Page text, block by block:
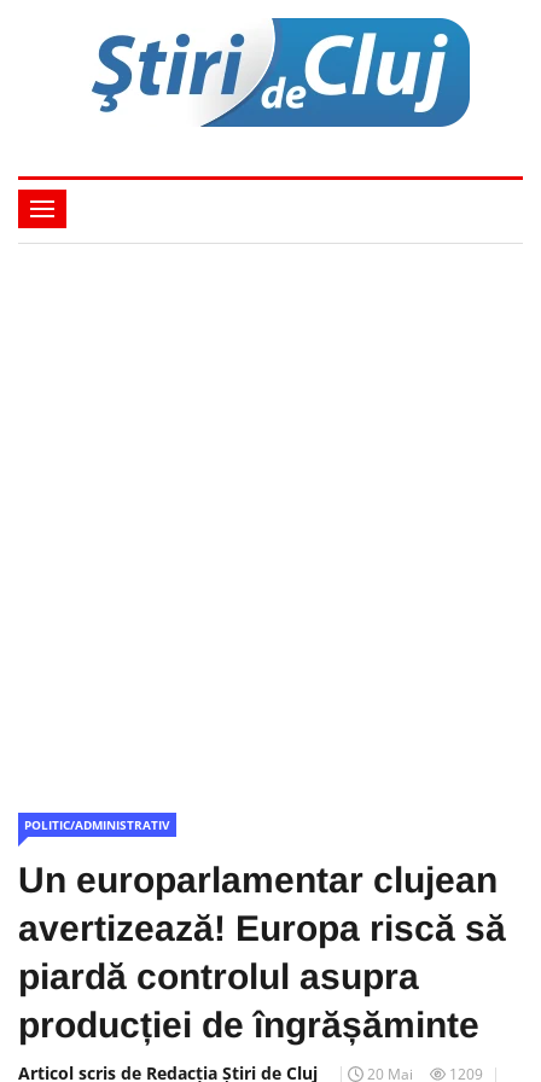
POLITIC/ADMINISTRATIV
Un europarlamentar clujean
avertizează! Europa riscă să
piardă controlul asupra
producției de îngrășăminte
Articol scris de Redacția Știri de Cluj 20 Mai 1209